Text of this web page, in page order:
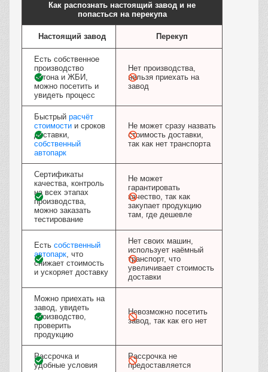
Как распознать настоящий завод и не
попасться на перекупа
Настоящий завод Перекуп
Есть собственное
производство
бетона и ЖБИ,
можно посетить и
увидеть процесс
Нет производства,
нельзя приехать на
завод
Быстрый расчёт
стоимости и сроков
доставки,
собственный
автопарк
Не может сразу назвать
стоимость доставки,
так как нет транспорта
Сертификаты
качества, контроль
на всех этапах
производства,
можно заказать
тестирование
Не может
гарантировать
качество, так как
закупает продукцию
там, где дешевле
Есть собственный
автопарк, что
снижает стоимость
и ускоряет доставку
Нет своих машин,
использует наёмный
транспорт, что
увеличивает стоимость
доставки
Можно приехать на
завод, увидеть
производство,
проверить
продукцию
Невозможно посетить
завод, так как его нет
Рассрочка и
удобные условия
Рассрочка не
предоставляется